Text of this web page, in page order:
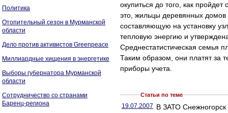
Политика
Отопительный сезон в Мурманской
области
Дело против активистов Greenpeace
Миллиардные хищения в энергетике
Выборы губернатора Мурманской
области
Сотрудничество со странами
Баренц-региона
окупиться до того, как
это, жильцы деревянных
составляющую на установку
тепловую энергию и
Среднестатистическая семья
Таким образом, они платят за
приборы учета.
Статьи по теме
19.07.2007 В ЗАТО